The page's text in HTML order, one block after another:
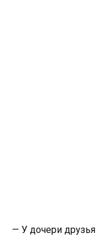
— У дочери